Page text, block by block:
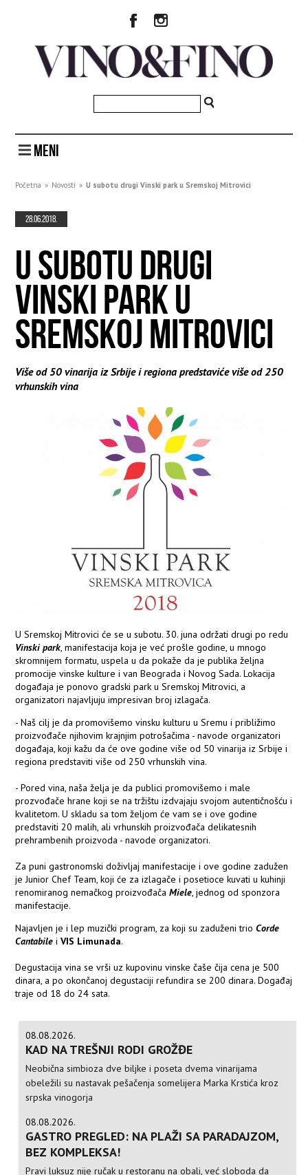
MENI
Početna » Novosti » U subotu drugi Vinski park u Sremskoj Mitrovici
28.06.2018.
U SUBOTU DRUGI
VINSKI PARK U
SREMSKOJ MITROVICI
Više od 50 vinarija iz Srbije i regiona predstaviće više od 250
vrhunskih vina
U Sremskoj Mitrovici će se u subotu. 30. juna održati drugi po redu
Vinski park, manifestacija koja je već prošle godine, u mnogo
skromnijem formatu, uspela u da pokaže da je publika željna
promocije vinske kulture i van Beograda i Novog Sada. Lokacija
događaja je ponovo gradski park u Sremskoj Mitrovici, a
organizatori najavljuju impresivan broj izlagača.
- Naš cilj je da promovišemo vinsku kulturu u Sremu i približimo
proizvođače njihovim krajnjim potrošačima - navode organizatori
događaja, koji kažu da će ove godine više od 50 vinarija iz Srbije i
regiona predstaviti više od 250 vrhunskih vina.
- Pored vina, naša želja je da publici promovišemo i male
prozvođače hrane koji se na tržištu izdvajaju svojom autentičnošću i
kvalitetom. U skladu sa tom željom će vam se i ove godine
predstaviti 20 malih, ali vrhunskih proizvođača delikatesnih
prehrambenih proizvoda - navode organizatori.
Za puni gastronomski doživljaj manifestacije i ove godine zadužen
je Junior Chef Team, koji će za izlagače i posetioce kuvati u kuhinji
renomiranog nemačkog proizvođačaMiele, jednog od sponzora
manifestacije.
Najavljen je i lep muzički program, za koji su zaduženi trioCorde
Cantabile iVIS Limunada.
Degustacija vina se vrši uz kupovinu vinske čaše čija cena je 500
dinara, a po okončanoj degustaciji refundira se 200 dinara. Događaj
traje od 18 do 24 sata.
08.08.2026.
KAD NA TREŠNJI RODI GROŽĐE
Neobična simbioza dve biljke i poseta dvema vinarijama
obeležili su nastavak pešačenja somelijera Marka Krstića kroz
srpska vinogorja
08.08.2026.
GASTRO PREGLED: NA PLAŽI SA PARADAJZOM,
BEZ KOMPLEKSA!
Pravi luksuz nije ručak u restoranu na obali, već sloboda da